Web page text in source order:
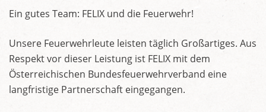
Ein gutes Team: FELIX und die Feuerwehr!
Unsere Feuerwehrleute leisten täglich Großartiges. Aus
Respekt vor dieser Leistung ist FELIX mit dem
Österreichischen Bundesfeuerwehrverband eine
langfristige Partnerschaft eingegangen.